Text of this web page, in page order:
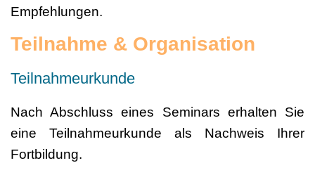
Empfehlungen.
Teilnahme & Organisation
Teilnahmeurkunde
Nach Abschluss eines Seminars erhalten Sie
eine Teilnahmeurkunde als Nachweis Ihrer
Fortbildung.